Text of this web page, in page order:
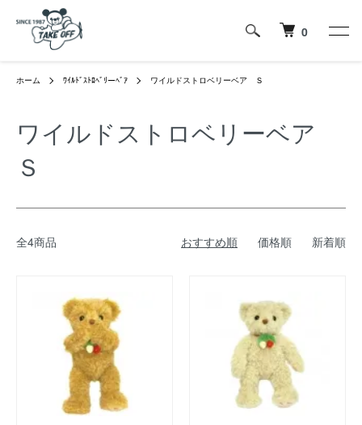
0
ホーム ﾜｲﾙﾄﾞｽﾄﾛﾍﾞﾘーﾍﾞｱ ワイルドストロベリーベア Ｓ
ワイルドストロベリーベア
Ｓ
全4商品 おすすめ順 価格順 新着順